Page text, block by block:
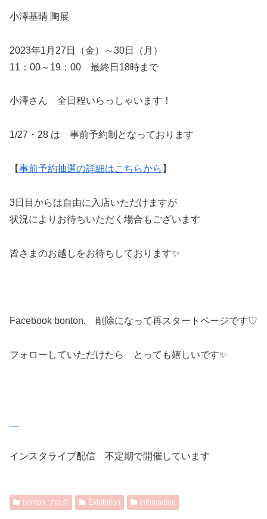
小澤基晴 陶展
2023年1月27日（金）～30日（月）
11：00～19：00 最終日18時まで
小澤さん 全日程いらっしゃいます！
1/27・28 は 事前予約制となっております
【事前予約抽選の詳細はこちらから 】
3日目からは自由に入店いただけますが
状況によりお待ちいただく場合もございます
皆さまのお越しをお待ちしております✨
Facebook bonton. 削除になって再スタートページです♡
フォローしていただけたら とっても嬉しいです✨
インスタライブ配信 不定期で開催しています
bonton.ブログ Exhibition information